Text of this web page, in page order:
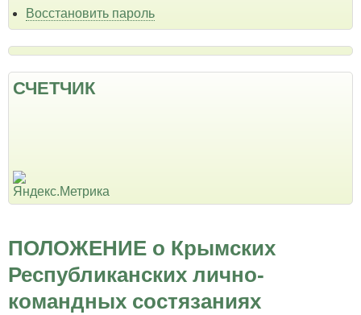
Восстановить пароль
СЧЕТЧИК
ПОЛОЖЕНИЕ о Крымских
Республиканских лично-
командных состязаниях